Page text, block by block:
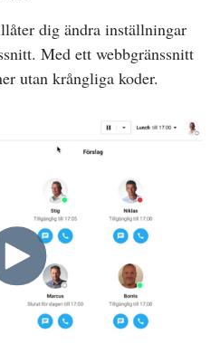
dig ändra inställningar
Med ett webbgränssnitt
utan krångliga koder.